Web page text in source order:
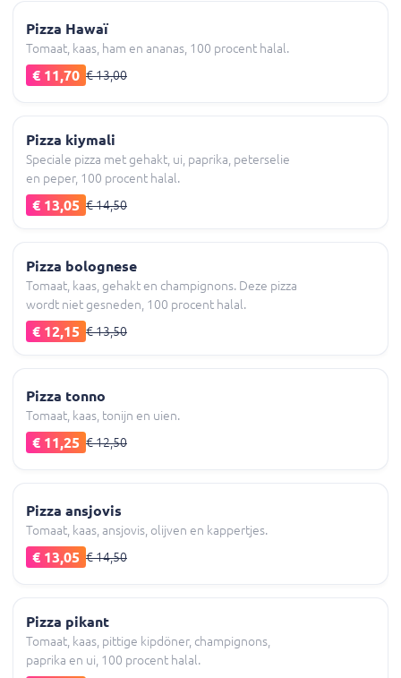
Pizza Hawaï
Tomaat, kaas, ham en ananas, 100 procent halal.
€ 11,70 € 13,00
Pizza kiymali
Speciale pizza met gehakt, ui, paprika, peterselie
en peper, 100 procent halal.
€ 13,05 € 14,50
Pizza bolognese
Tomaat, kaas, gehakt en champignons. Deze pizza
wordt niet gesneden, 100 procent halal.
€ 12,15 € 13,50
Pizza tonno
Tomaat, kaas, tonijn en uien.
€ 11,25 € 12,50
Pizza ansjovis
Tomaat, kaas, ansjovis, olijven en kappertjes.
€ 13,05 € 14,50
Pizza pikant
Tomaat, kaas, pittige kipdöner, champignons,
paprika en ui, 100 procent halal.